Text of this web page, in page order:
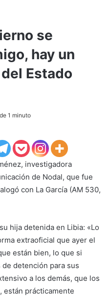
se
hay un
Estado
1 minuto
investigadora
de Nodal, que fue
con La García (AM 530,
hija detenida en Libia: «Lo
extraoficial que ayer el
están bien, lo que si
detención para sus
a los demás, que los
están prácticamente